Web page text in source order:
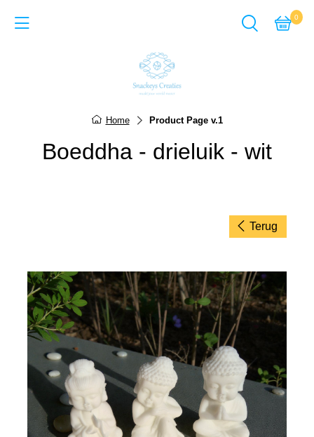
0
Items van Epoxy
Items van Acrylverf
Home Product Page v.1
Boeddha - drieluik - wit
Terug